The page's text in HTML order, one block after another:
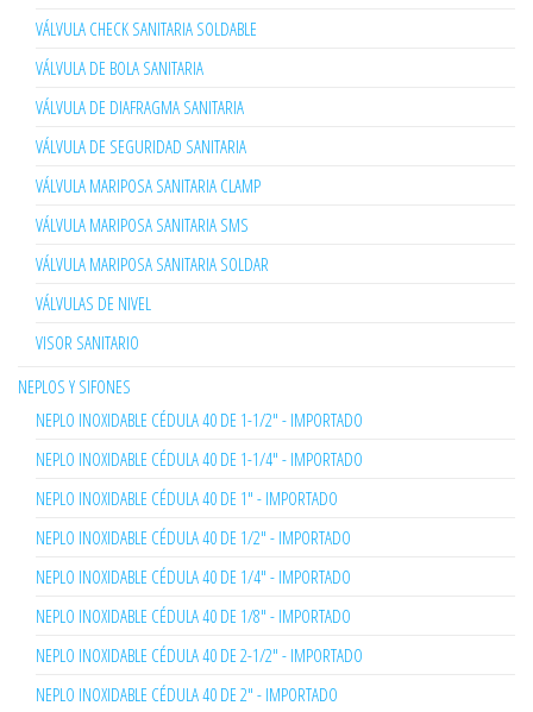
VÁLVULA CHECK SANITARIA SOLDABLE
VÁLVULA DE BOLA SANITARIA
VÁLVULA DE DIAFRAGMA SANITARIA
VÁLVULA DE SEGURIDAD SANITARIA
VÁLVULA MARIPOSA SANITARIA CLAMP
VÁLVULA MARIPOSA SANITARIA SMS
VÁLVULA MARIPOSA SANITARIA SOLDAR
VÁLVULAS DE NIVEL
VISOR SANITARIO
NEPLOS Y SIFONES
NEPLO INOXIDABLE CÉDULA 40 DE 1-1/2" - IMPORTADO
NEPLO INOXIDABLE CÉDULA 40 DE 1-1/4" - IMPORTADO
NEPLO INOXIDABLE CÉDULA 40 DE 1" - IMPORTADO
NEPLO INOXIDABLE CÉDULA 40 DE 1/2" - IMPORTADO
NEPLO INOXIDABLE CÉDULA 40 DE 1/4" - IMPORTADO
NEPLO INOXIDABLE CÉDULA 40 DE 1/8" - IMPORTADO
NEPLO INOXIDABLE CÉDULA 40 DE 2-1/2" - IMPORTADO
NEPLO INOXIDABLE CÉDULA 40 DE 2" - IMPORTADO